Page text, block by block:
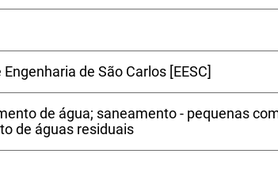
Engenharia de São Carlos [EESC]
de água; saneamento - pequenas
de águas residuais